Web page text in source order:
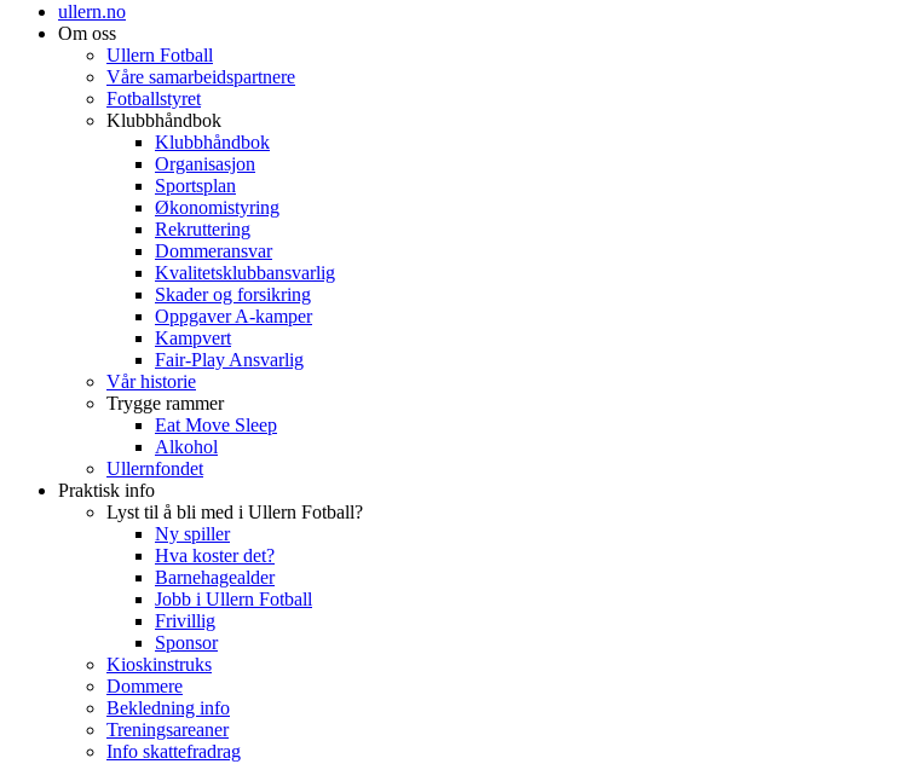
ullern.no
Om oss
Ullern Fotball
Våre samarbeidspartnere
Fotballstyret
Klubbhåndbok
Klubbhåndbok
Organisasjon
Sportsplan
Økonomistyring
Rekruttering
Dommeransvar
Kvalitetsklubbansvarlig
Skader og forsikring
Oppgaver A-kamper
Kampvert
Fair-Play Ansvarlig
Vår historie
Trygge rammer
Eat Move Sleep
Alkohol
Ullernfondet
Praktisk info
Lyst til å bli med i Ullern Fotball?
Ny spiller
Hva koster det?
Barnehagealder
Jobb i Ullern Fotball
Frivillig
Sponsor
Kioskinstruks
Dommere
Bekledning info
Treningsareaner
Info skattefradrag